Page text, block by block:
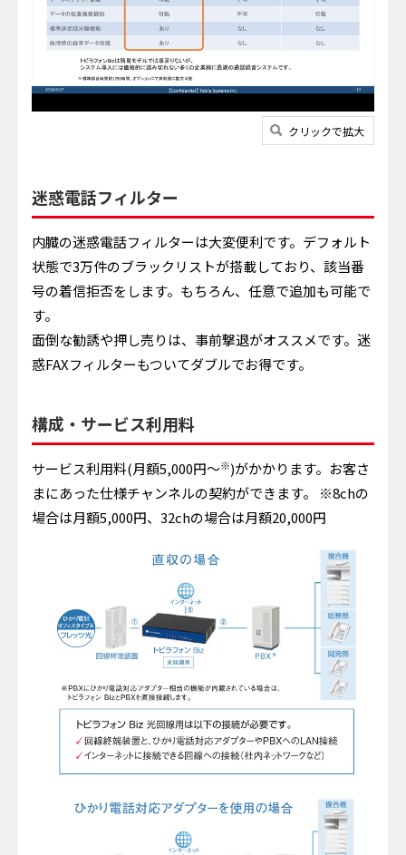
クリックで拡大
迷惑電話フィルター
内臓の迷惑電話フィルターは大変便利です。デフォルト
状態で3万件のブラックリストが搭載しており、該当番
号の着信拒否をします。もちろん、任意で追加も可能で
す。
面倒な勧誘や押し売りは、事前撃退がオススメです。迷
惑FAXフィルターもついてダブルでお得です。
構成・サービス利用料
サービス利用料(月額5,000円～※)がかかります。お客さ
まにあった仕様チャンネルの契約ができます。 ※8chの
場合は月額5,000円、32chの場合は月額20,000円